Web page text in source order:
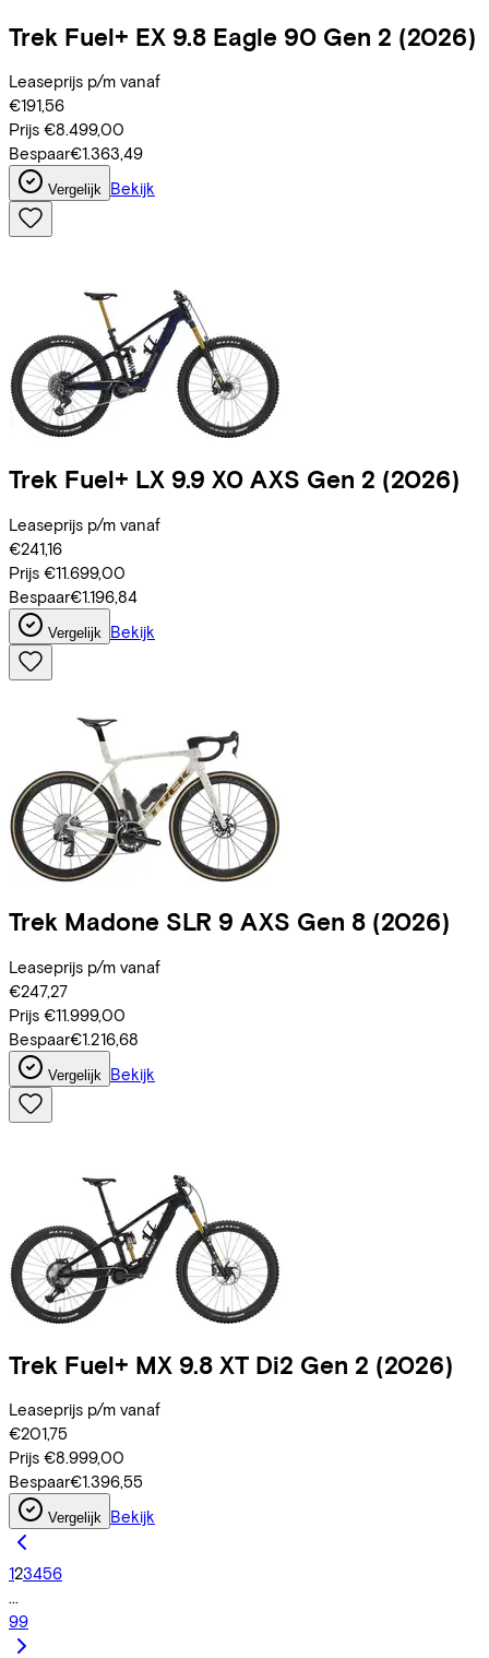
Trek Fuel+ EX 9.8 Eagle 90 Gen 2 (2026)
Leaseprijs p/m vanaf
€191,56
Prijs €8.499,00
Bespaar€1.363,49
Vergelijk Bekijk
Trek Fuel+ LX 9.9 X0 AXS Gen 2 (2026)
Leaseprijs p/m vanaf
€241,16
Prijs €11.699,00
Bespaar€1.196,84
Vergelijk Bekijk
Trek Madone SLR 9 AXS Gen 8 (2026)
Leaseprijs p/m vanaf
€247,27
Prijs €11.999,00
Bespaar€1.216,68
Vergelijk Bekijk
Trek Fuel+ MX 9.8 XT Di2 Gen 2 (2026)
Leaseprijs p/m vanaf
€201,75
Prijs €8.999,00
Bespaar€1.396,55
Vergelijk Bekijk
123456
...
99